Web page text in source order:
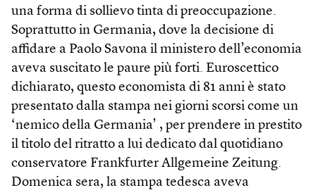
una forma di sollievo tinta di preoccupazione.
Soprattutto in Germania, dove la decisione di
affidare a Paolo Savona il ministero dell’economia
aveva suscitato le paure più forti. Euroscettico
dichiarato, questo economista di 81 anni è stato
presentato dalla stampa nei giorni scorsi come un
‘nemico della Germania’ , per prendere in prestito
il titolo del ritratto a lui dedicato dal quotidiano
conservatore Frankfurter Allgemeine Zeitung.
Domenica sera, la stampa tedesca aveva